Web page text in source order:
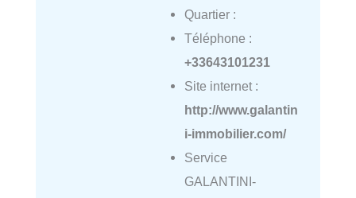
Quartier :
Téléphone :
+33643101231
Site internet :
http://www.galantin
i-immobilier.com/
Service
GALANTINI-